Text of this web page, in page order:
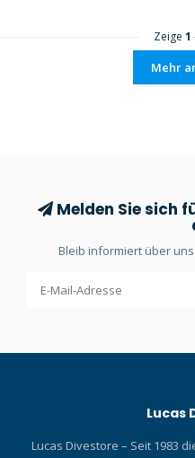
Zeige 1
Mehr
Melden Sie sich
Bleib informiert über
Lucas
Lucas Divestore – Seit 1983